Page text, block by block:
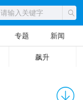
专题 新闻
飙升